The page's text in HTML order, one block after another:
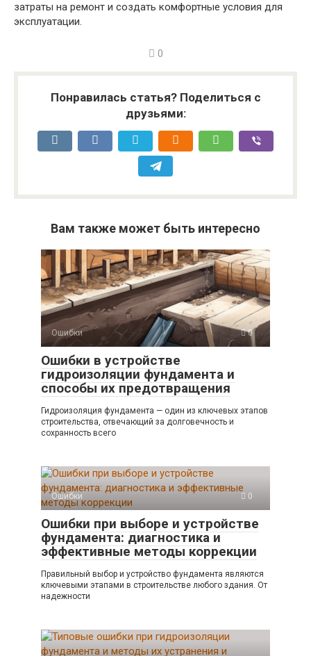
затраты на ремонт и создать комфортные условия для
эксплуатации.
0
Понравилась статья? Поделиться с
друзьями:
Вам также может быть интересно
Ошибки 0
Ошибки в устройстве
гидроизоляции фундамента и
способы их предотвращения
Гидроизоляция фундамента — один из ключевых этапов
строительства, отвечающий за долговечность и
сохранность всего
Ошибки 0
Ошибки при выборе и устройстве
фундамента: диагностика и
эффективные методы коррекции
Правильный выбор и устройство фундамента являются
ключевыми этапами в строительстве любого здания. От
надежности